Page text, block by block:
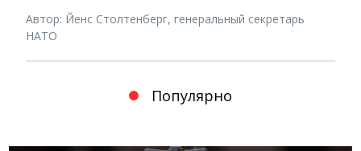
Автор: Йенс Столтенберг, генеральный секретарь
НАТО
Популярно